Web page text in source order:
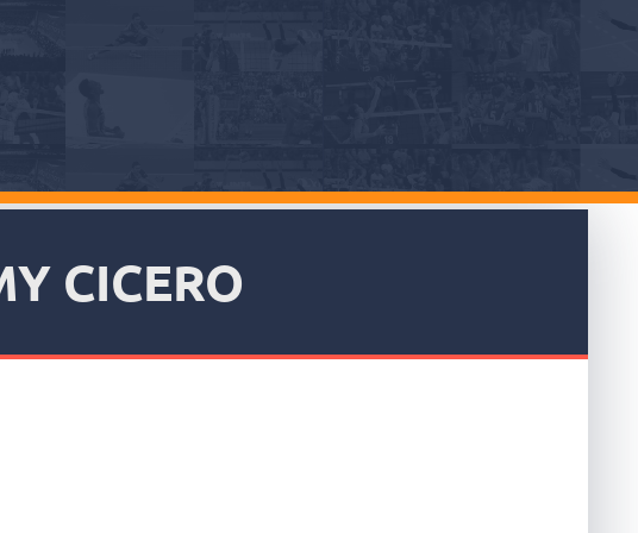
CICERO